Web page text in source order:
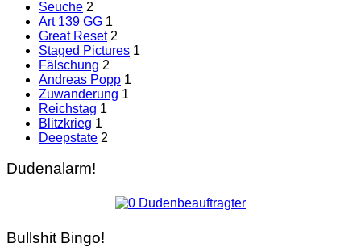
Seuche 2
Art 139 GG 1
Great Reset 2
Staged Pictures 1
Fälschung 2
Andreas Popp 1
Zuwanderung 1
Reichstag 1
Blitzkrieg 1
Deepstate 2
Dudenalarm!
Bullshit Bingo!